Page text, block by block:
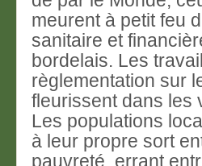
meurent à petit feu
sanitaire et
bordelais. Les
règlementation sur
fleurissent dans les
Les populations
à leur propre sort
pauvreté, errant